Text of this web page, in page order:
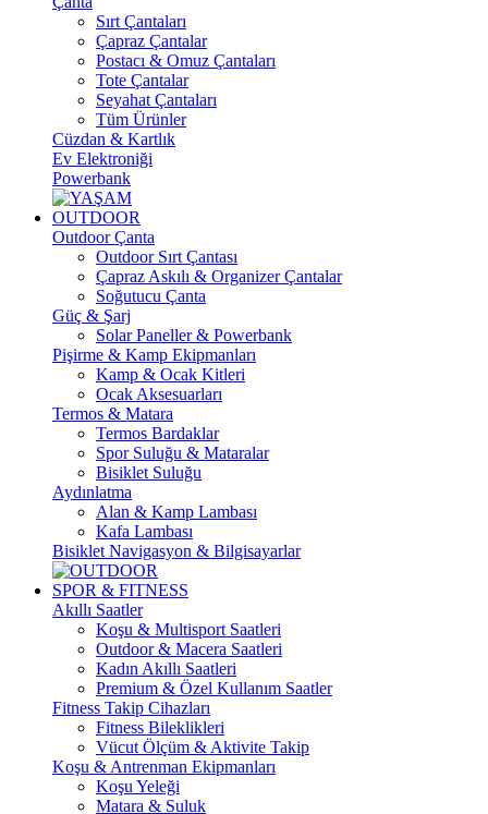
Sırt Çantaları
Çapraz Çantalar
Postacı & Omuz Çantaları
Tote Çantalar
Seyahat Çantaları
Tüm Ürünler
Cüzdan & Kartlık
Ev Elektroniği
Powerbank
OUTDOOR
Outdoor Çanta
Outdoor Sırt Çantası
Çapraz Askılı & Organizer Çantalar
Soğutucu Çanta
Güç & Şarj
Solar Paneller & Powerbank
Pişirme & Kamp Ekipmanları
Kamp & Ocak Kitleri
Ocak Aksesuarları
Termos & Matara
Termos Bardaklar
Spor Suluğu & Mataralar
Bisiklet Suluğu
Aydınlatma
Alan & Kamp Lambası
Kafa Lambası
Bisiklet Navigasyon & Bilgisayarlar
SPOR & FITNESS
Akıllı Saatler
Koşu & Multisport Saatleri
Outdoor & Macera Saatleri
Kadın Akıllı Saatleri
Premium & Özel Kullanım Saatler
Fitness Takip Cihazları
Fitness Bileklikleri
Vücut Ölçüm & Aktivite Takip
Koşu & Antrenman Ekipmanları
Koşu Yeleği
Matara & Suluk